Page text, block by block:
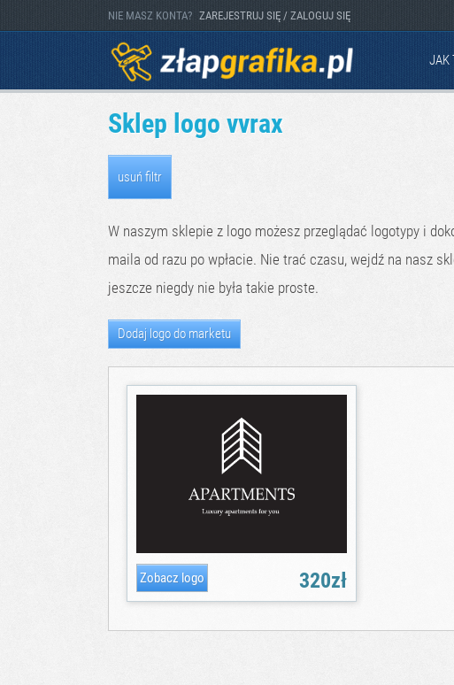
NIE MASZ KONTA? ZAREJESTRUJ SIĘ / ZALOGUJ SIĘ
JAK
Sklep logo vvrax
usuń filtr
W naszym sklepie z logo możesz przeglądać logotypy i
maila od razu po wpłacie. Nie trać czasu, wejdź na nasz
jeszcze niegdy nie była takie proste.
Dodaj logo do marketu
320zł